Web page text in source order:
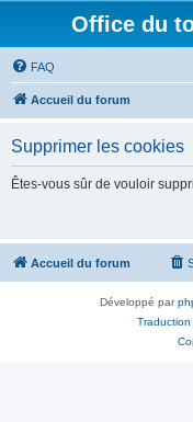
Office du
FAQ
Accueil du forum
Supprimer les cookies
Êtes-vous sûr de vouloir
Accueil du forum
Développé par
Traduction